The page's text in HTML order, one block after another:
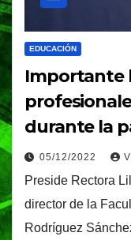
EDUCACIÓN
Importante
durante la
05/12/2022
Preside Rectora
director de la
Rodríguez